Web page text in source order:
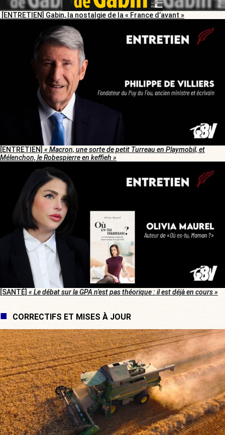
[ENTRETIEN] Gabin, la nostalgie de la « France d’avant »
[ENTRETIEN] « Macron, une sorte de petit Turreau en Playmobil, et
Mélenchon, le Robespierre en keffieh »
[SANTÉ] « Le débat sur la GPA n’est pas théorique : il est déjà en cours »
CORRECTIFS ET MISES À JOUR